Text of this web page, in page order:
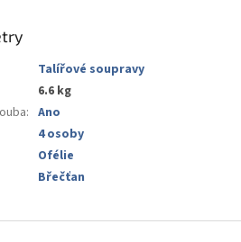
Talířové soupravy
6.6 kg
: Ano
4 osoby
Ofélie
Břečťan